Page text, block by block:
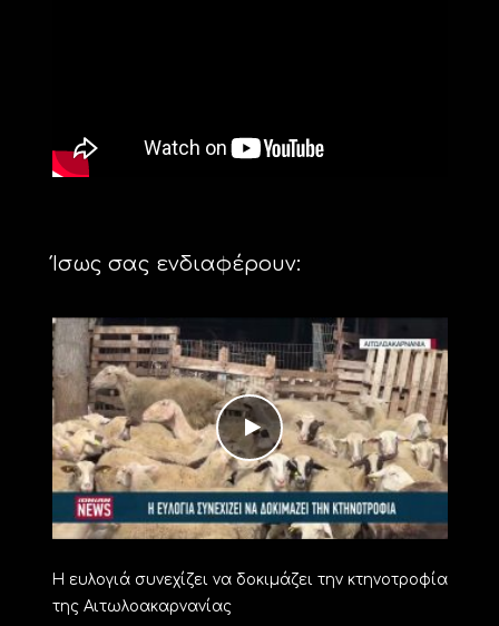
Ίσως σας ενδιαφέρουν:
Η ευλογιά συνεχίζει να δοκιμάζει την κτηνοτροφία
της Αιτωλοακαρνανίας